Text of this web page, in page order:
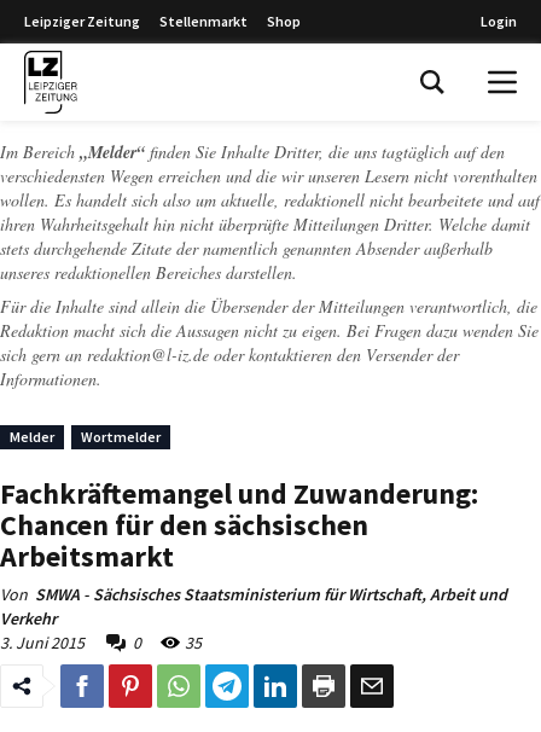
Leipziger Zeitung Stellenmarkt Shop Login
Im Bereich „Melder“ finden Sie Inhalte Dritter, die uns tagtäglich auf den
verschiedensten Wegen erreichen und die wir unseren Lesern nicht vorenthalten
wollen. Es handelt sich also um aktuelle, redaktionell nicht bearbeitete und auf
ihren Wahrheitsgehalt hin nicht überprüfte Mitteilungen Dritter. Welche damit
stets durchgehende Zitate der namentlich genannten Absender außerhalb
unseres redaktionellen Bereiches darstellen.
Für die Inhalte sind allein die Übersender der Mitteilungen verantwortlich, die
Redaktion macht sich die Aussagen nicht zu eigen. Bei Fragen dazu wenden Sie
sich gern an redaktion@l-iz.de oder kontaktieren den Versender der
Informationen.
Melder Wortmelder
Fachkräftemangel und Zuwanderung:
Chancen für den sächsischen
Arbeitsmarkt
Von SMWA - Sächsisches Staatsministerium für Wirtschaft, Arbeit und
Verkehr
3. Juni 2015
0 35